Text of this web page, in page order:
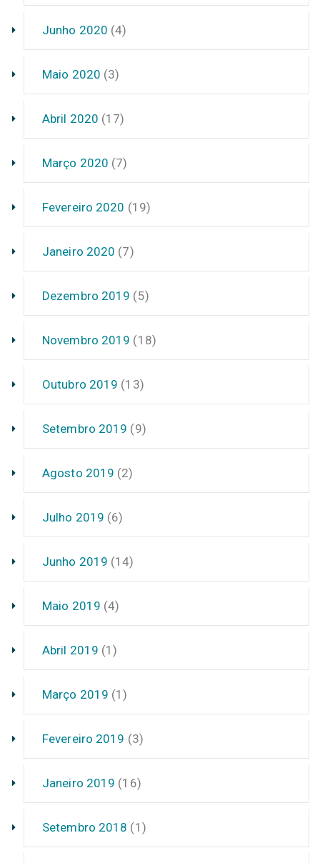
Junho 2020 (4)
Maio 2020 (3)
Abril 2020 (17)
Março 2020 (7)
Fevereiro 2020 (19)
Janeiro 2020 (7)
Dezembro 2019 (5)
Novembro 2019 (18)
Outubro 2019 (13)
Setembro 2019 (9)
Agosto 2019 (2)
Julho 2019 (6)
Junho 2019 (14)
Maio 2019 (4)
Abril 2019 (1)
Março 2019 (1)
Fevereiro 2019 (3)
Janeiro 2019 (16)
Setembro 2018 (1)